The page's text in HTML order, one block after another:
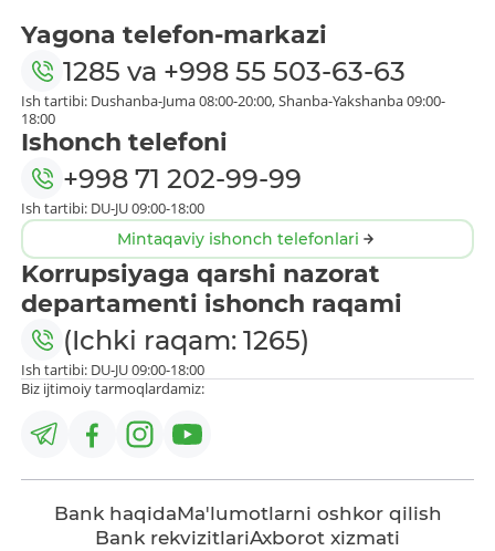
Yagona telefon-markazi
1285 va +998 55 503-63-63
Ish tartibi: Dushanba-Juma 08:00-20:00, Shanba-Yakshanba 09:00-
18:00
Ishonch telefoni
+998 71 202-99-99
Ish tartibi: DU-JU 09:00-18:00
Mintaqaviy ishonch telefonlari
Korrupsiyaga qarshi nazorat
departamenti ishonch raqami
(Ichki raqam: 1265)
Ish tartibi: DU-JU 09:00-18:00
Biz ijtimoiy tarmoqlardamiz:
Bank haqidaMa'lumotlarni oshkor qilish
Bank rekvizitlariAxborot xizmati